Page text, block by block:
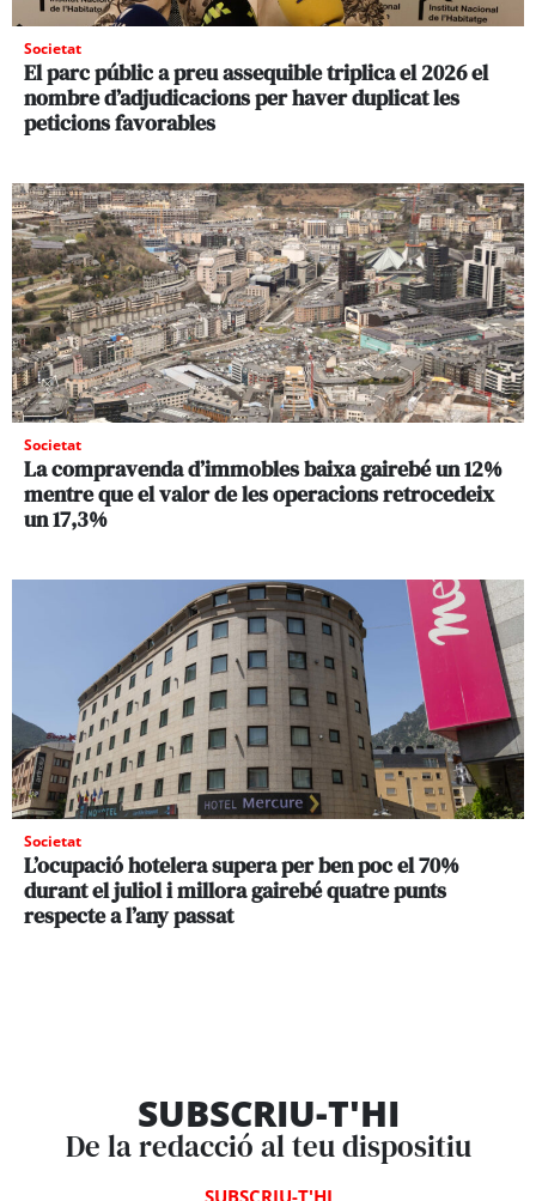
Societat
El parc públic a preu assequible triplica el 2026 el
nombre d’adjudicacions per haver duplicat les
peticions favorables
Societat
La compravenda d’immobles baixa gairebé un 12%
mentre que el valor de les operacions retrocedeix
un 17,3%
Societat
L’ocupació hotelera supera per ben poc el 70%
durant el juliol i millora gairebé quatre punts
respecte a l’any passat
SUBSCRIU-T'HI
De la redacció al teu dispositiu
SUBSCRIU-T'HI